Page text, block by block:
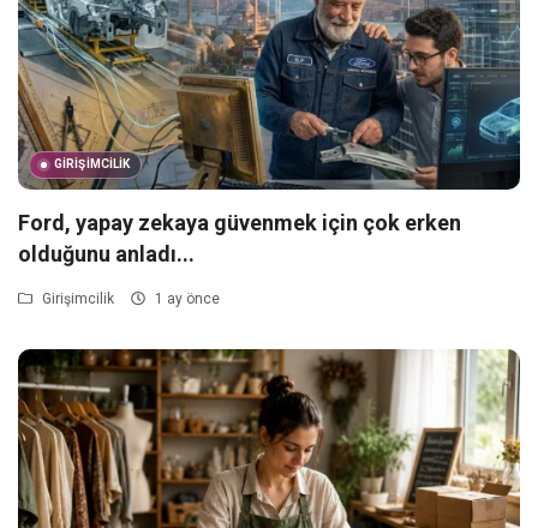
Blog
Giriş Yap
Kaydol
Konum
GIRIŞIMCILIK
Ford, yapay zekaya güvenmek için çok erken
olduğunu anladı...
Girişimcilik 1 ay önce